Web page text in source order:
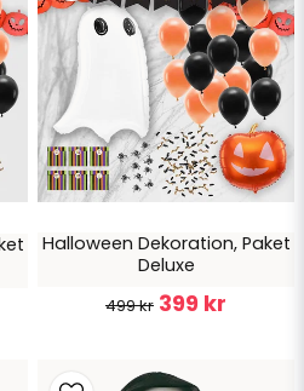
fråga
Halloween Dekoration, Paket
Deluxe
499 kr 399 kr